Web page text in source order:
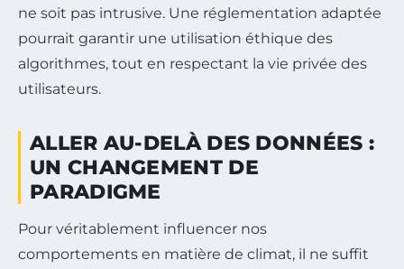
ne soit pas intrusive. Une réglementation adaptée
pourrait garantir une utilisation éthique des
algorithmes, tout en respectant la vie privée des
utilisateurs.
ALLER AU-DELÀ DES DONNÉES :
UN CHANGEMENT DE
PARADIGME
Pour véritablement influencer nos
comportements en matière de climat, il ne suffit